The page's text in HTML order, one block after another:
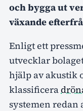
och bygga ut
växande
Enligt ett
utvecklar
hjälp av akustik
klassificera
systemen redan